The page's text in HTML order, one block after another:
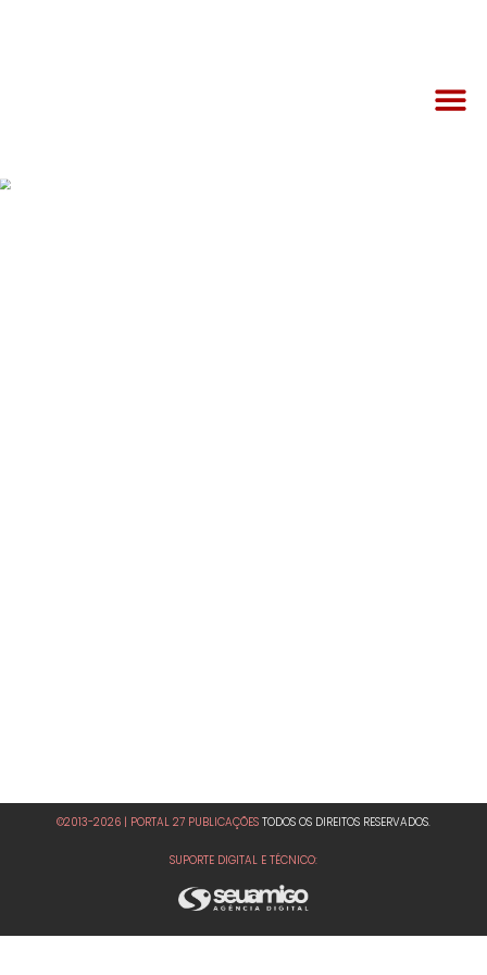
©2013-2026 | PORTAL 27 PUBLICAÇÕES TODOS OS DIREITOS RESERVADOS.
SUPORTE DIGITAL E TÉCNICO: